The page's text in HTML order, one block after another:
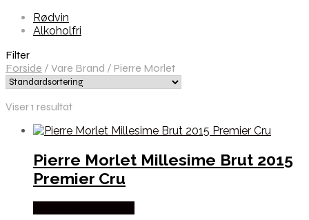
Rødvin
Alkoholfri
Filter
Forside / Vare Brand / Pierre Morlet
Viser 1 resultat
Pierre Morlet Millesime Brut 2015
Premier Cru